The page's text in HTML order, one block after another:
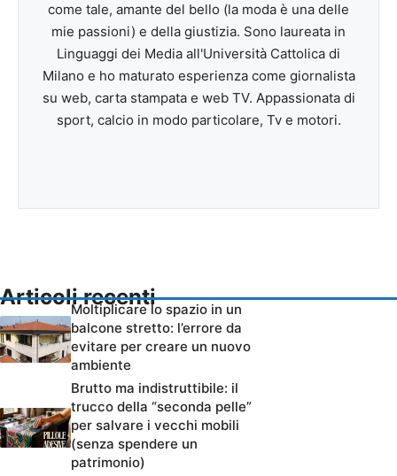
come tale, amante del bello (la moda è una delle
mie passioni) e della giustizia. Sono laureata in
Linguaggi dei Media all'Università Cattolica di
Milano e ho maturato esperienza come giornalista
su web, carta stampata e web TV. Appassionata di
sport, calcio in modo particolare, Tv e motori.
Articoli recenti
Moltiplicare lo spazio in un
balcone stretto: l’errore da
evitare per creare un nuovo
ambiente
Brutto ma indistruttibile: il
trucco della “seconda pelle”
per salvare i vecchi mobili
(senza spendere un
patrimonio)